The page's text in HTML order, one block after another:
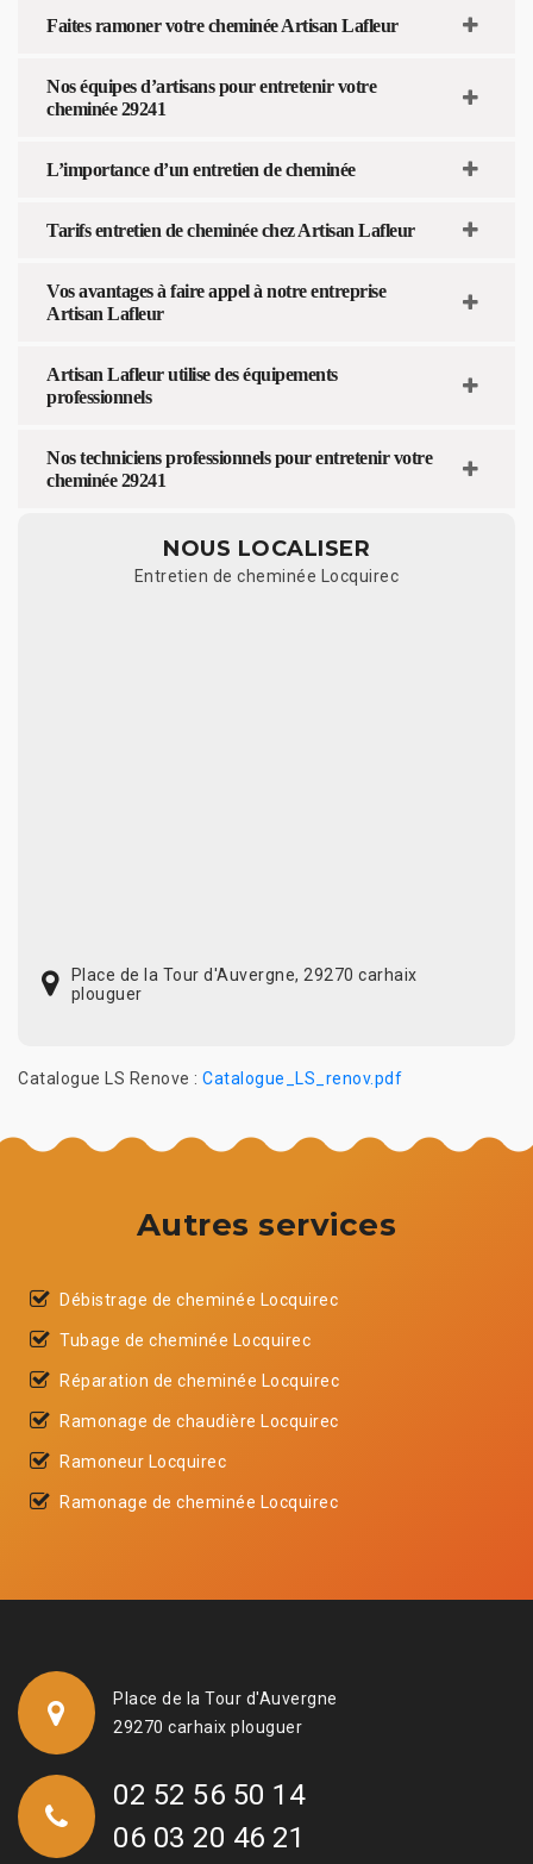
Faites ramoner votre cheminée Artisan Lafleur
Nos équipes d’artisans pour entretenir votre
cheminée 29241
L’importance d’un entretien de cheminée
Tarifs entretien de cheminée chez Artisan Lafleur
Vos avantages à faire appel à notre entreprise
Artisan Lafleur
Artisan Lafleur utilise des équipements
professionnels
Nos techniciens professionnels pour entretenir votre
cheminée 29241
NOUS LOCALISER
Entretien de cheminée Locquirec
Place de la Tour d'Auvergne, 29270 carhaix
plouguer
Catalogue LS Renove : Catalogue_LS_renov.pdf
Autres services
Débistrage de cheminée Locquirec
Tubage de cheminée Locquirec
Réparation de cheminée Locquirec
Ramonage de chaudière Locquirec
Ramoneur Locquirec
Ramonage de cheminée Locquirec
Place de la Tour d'Auvergne
29270 carhaix plouguer
02 52 56 50 14
06 03 20 46 21